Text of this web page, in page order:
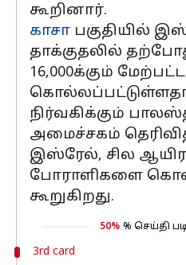
கூறினார்.
காசா பகுதியில்
தாக்குதலில்
16,000க்கும்
நிர்வகிக்கும்
அமைச்சகம்
இஸ்ரேல், சில
போராளிகளை
கூறுகிறது.
50% % செய்தி
3rd card